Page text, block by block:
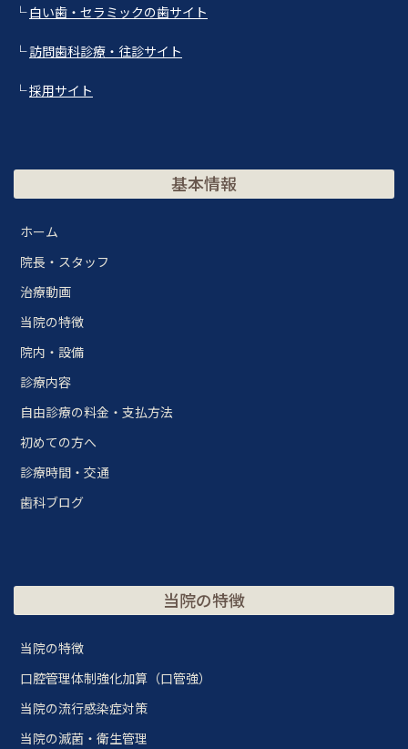
└白い歯・セラミックの歯サイト
└訪問歯科診療・往診サイト
└採用サイト
基本情報
ホーム
院長・スタッフ
治療動画
当院の特徴
院内・設備
診療内容
自由診療の料金・支払方法
初めての方へ
診療時間・交通
歯科ブログ
当院の特徴
当院の特徴
口腔管理体制強化加算（口管強）
当院の流行感染症対策
当院の滅菌・衛生管理